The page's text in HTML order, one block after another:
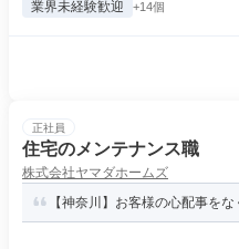
業界未経験歓迎 +14個
正社員
住宅のメンテナンス職
株式会社ヤマダホームズ
【神奈川】お客様の心配事を